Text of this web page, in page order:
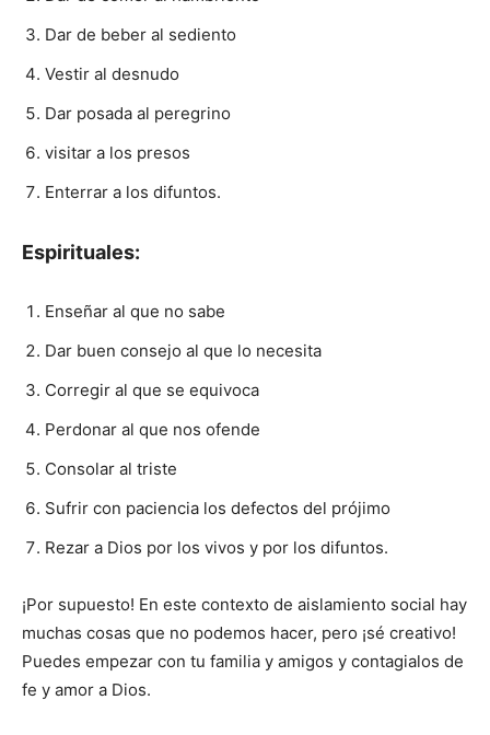
Dar de beber al sediento
Vestir al desnudo
Dar posada al peregrino
visitar a los presos
Enterrar a los difuntos.
Espirituales:
Enseñar al que no sabe
Dar buen consejo al que lo necesita
Corregir al que se equivoca
Perdonar al que nos ofende
Consolar al triste
Sufrir con paciencia los defectos del prójimo
Rezar a Dios por los vivos y por los difuntos.
¡Por supuesto! En este contexto de aislamiento social hay
muchas cosas que no podemos hacer, pero ¡sé creativo!
Puedes empezar con tu familia y amigos y contagialos de
fe y amor a Dios.